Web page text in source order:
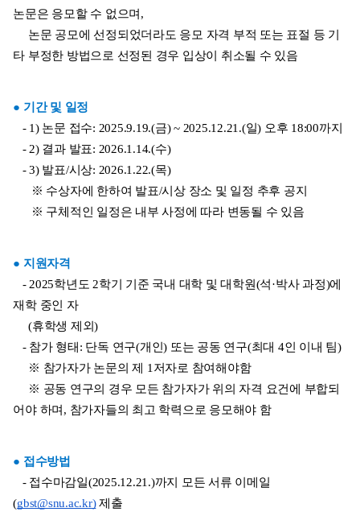
논문은 응모할 수 없으며,
논문 공모에 선정되었더라도 응모 자격 부적 또는 표절 등 기
타 부정한 방법으로 선정된 경우 입상이 취소될 수 있음
● 기간 및 일정
- 1) 논문 접수: 2025.9.19.(금) ~ 2025.12.21.(일) 오후 18:00까지
- 2) 결과 발표: 2026.1.14.(수)
- 3) 발표/시상: 2026.1.22.(목)
※ 수상자에 한하여 발표/시상 장소 및 일정 추후 공지
※ 구체적인 일정은 내부 사정에 따라 변동될 수 있음
● 지원자격
- 2025학년도 2학기 기준 국내 대학 및 대학원(석·박사 과정)에
재학 중인 자
(휴학생 제외)
- 참가 형태: 단독 연구(개인) 또는 공동 연구(최대 4인 이내 팀)
※ 참가자가 논문의 제 1저자로 참여해야함
※ 공동 연구의 경우 모든 참가자가 위의 자격 요건에 부합되
어야 하며, 참가자들의 최고 학력으로 응모해야 함
● 접수방법
- 접수마감일(2025.12.21.)까지 모든 서류 이메일
(gbst@snu.ac.kr) 제출